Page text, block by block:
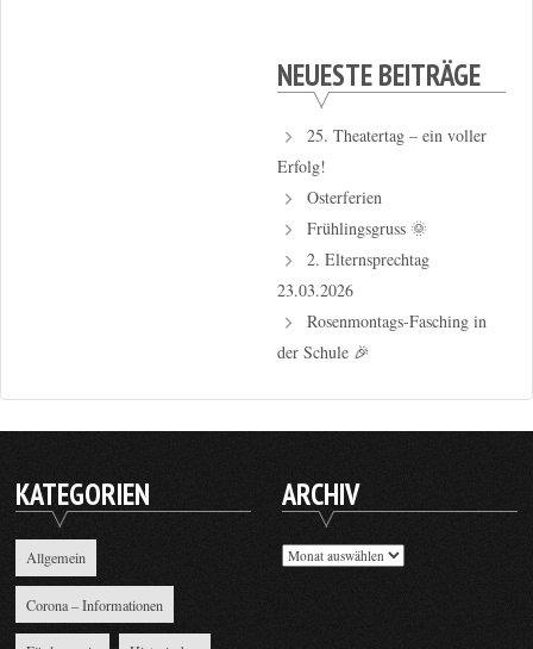
NEUESTE BEITRÄGE
25. Theatertag – ein voller
Erfolg!
Osterferien
Frühlingsgruss 🌞
2. Elternsprechtag
23.03.2026
Rosenmontags-Fasching in
der Schule 🎉
KATEGORIEN
Allgemein
Corona – Informationen
ARCHIV
Archiv